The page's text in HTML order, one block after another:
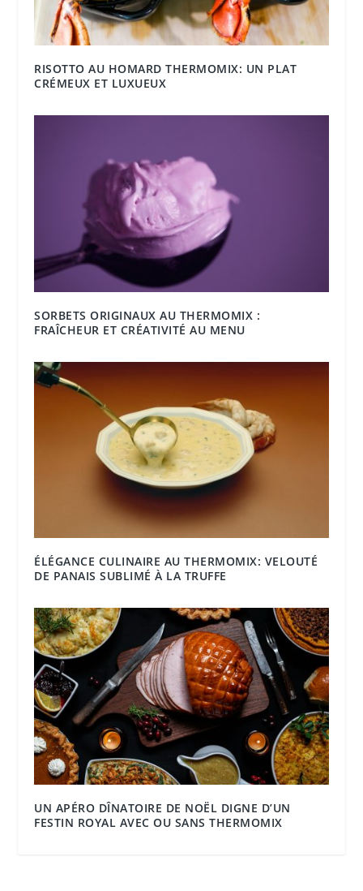
RISOTTO AU HOMARD THERMOMIX: UN PLAT
CRÉMEUX ET LUXUEUX
SORBETS ORIGINAUX AU THERMOMIX :
FRAÎCHEUR ET CRÉATIVITÉ AU MENU
ÉLÉGANCE CULINAIRE AU THERMOMIX: VELOUTÉ
DE PANAIS SUBLIMÉ À LA TRUFFE
UN APÉRO DÎNATOIRE DE NOËL DIGNE D’UN
FESTIN ROYAL AVEC OU SANS THERMOMIX